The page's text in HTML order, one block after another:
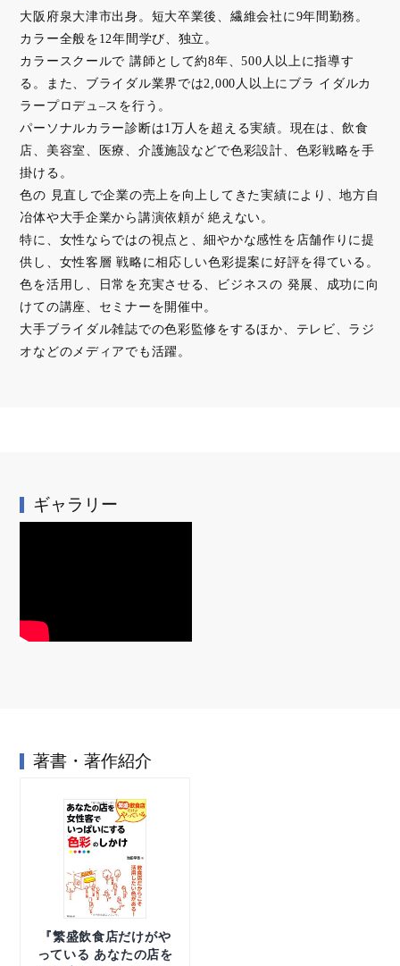
大阪府泉大津市出身。短大卒業後、繊維会社に9年間勤務。
カラー全般を12年間学び、独立。
カラースクールで 講師として約8年、500人以上に指導す
る。また、ブライダル業界では2,000人以上にブラ イダルカ
ラープロデュ–スを行う。
パーソナルカラー診断は1万人を超える実績。現在は、飲食
店、美容室、医療、介護施設などで色彩設計、色彩戦略を手
掛ける。
色の 見直しで企業の売上を向上してきた実績により、地方自
冶体や大手企業から講演依頼が 絶えない。
特に、女性ならではの視点と、細やかな感性を店舗作りに提
供し、女性客層 戦略に相応しい色彩提案に好評を得ている。
色を活用し、日常を充実させる、ビジネスの 発展、成功に向
けての講座、セミナーを開催中。
大手ブライダル雑誌での色彩監修をするほか、テレビ、ラジ
オなどのメディアでも活躍。
ギャラリー
著書・著作紹介
『繁盛飲食店だけがや
っている あなたの店を